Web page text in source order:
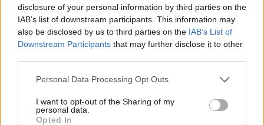
disclosure of your personal information by third parties on the
IAB’s list of downstream participants. This information may
also be disclosed by us to third parties on the IAB’s List of
Downstream Participants that may further disclose it to other
Personal Data Processing Opt Outs
I want to opt-out of the Sharing of my
personal data.
Opted In